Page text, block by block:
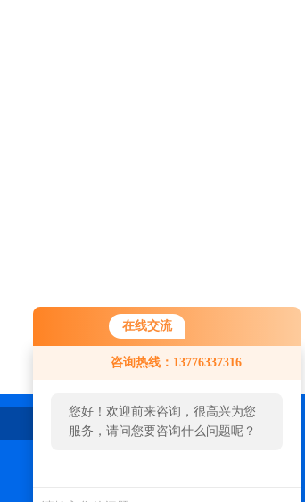
在线交流
咨询热线：13776337316
您好！欢迎前来咨询，很高兴为您
服务，请问您要咨询什么问题呢？
在线留言 联系我们